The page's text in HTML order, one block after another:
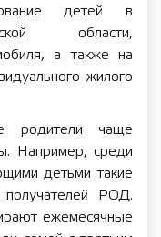
детей в
области,
а также на
жилого
родители чаще
Например, среди
детьми такие
РОД.
ежемесячные